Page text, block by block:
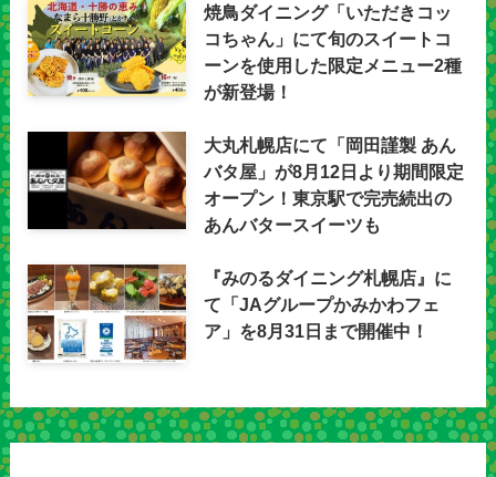
焼鳥ダイニング「いただきコッ
コちゃん」にて旬のスイートコ
ーンを使用した限定メニュー2種
が新登場！
大丸札幌店にて「岡田謹製 あん
バタ屋」が8月12日より期間限定
オープン！東京駅で完売続出の
あんバタースイーツも
『みのるダイニング札幌店』に
て「JAグループかみかわフェ
ア」を8月31日まで開催中！